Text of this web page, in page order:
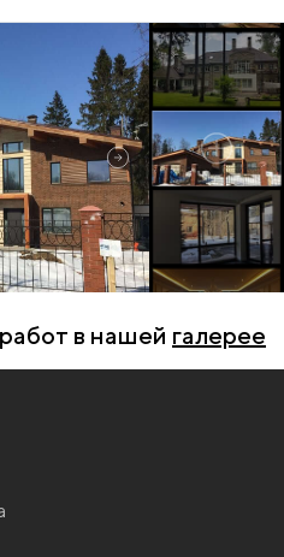
в нашей галерее